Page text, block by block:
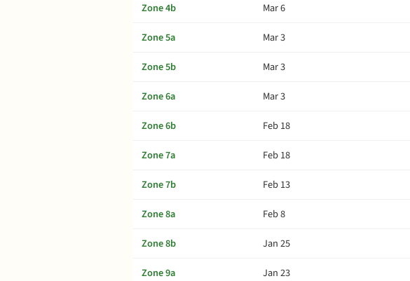
Zone 4b
Mar 6
Zone 5a
Mar 3
Zone 5b
Mar 3
Zone 6a
Mar 3
Zone 6b
Feb 18
Zone 7a
Feb 18
Zone 7b
Feb 13
Zone 8a
Feb 8
Zone 8b
Jan 25
Zone 9a
Jan 23